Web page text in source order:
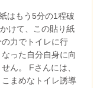
はもう5分の1程破
けて、この貼り紙
力でトイレに行
った自分自身に向
ん。 Fさんには、
まめなトイレ誘導